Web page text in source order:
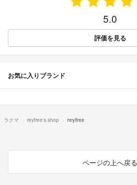
5.0
評価を見る
お気に入りブランド
ラクマ reyfree's shop reyfree
ページの上へ戻る